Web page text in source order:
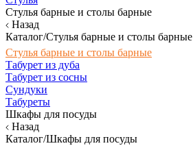
Стулья барные и столы барные
Назад
Каталог/Стулья барные и столы барные
Стулья барные и столы барные
Табурет из дуба
Табурет из сосны
Сундуки
Табуреты
Шкафы для посуды
Назад
Каталог/Шкафы для посуды